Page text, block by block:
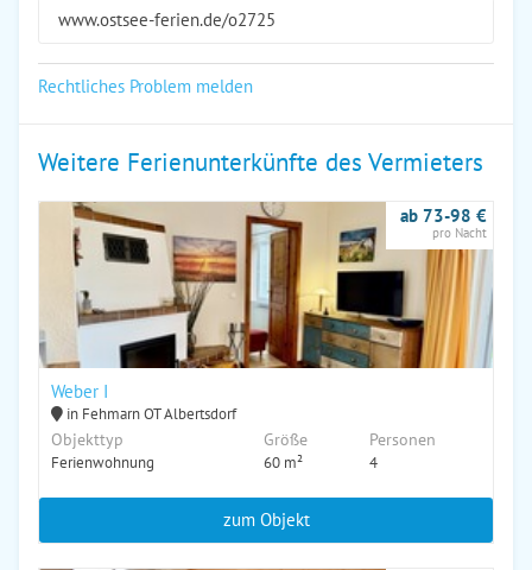
www.ostsee-ferien.de/o2725
Rechtliches Problem melden
Weitere Ferienunterkünfte des Vermieters
Weber I
in Fehmarn OT Albertsdorf
Objekttyp
Ferienwohnung
Größe
60 m²
Personen
4
ab 73-98 €
pro Nacht
zum Objekt